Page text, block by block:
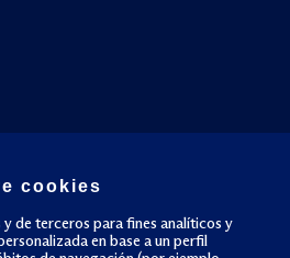
cookies
de terceros para fines analíticos y
en base a un perfil